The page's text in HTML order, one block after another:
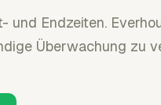
und Endzeiten.
Überwachung zu